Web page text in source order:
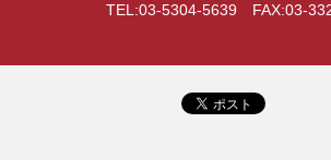
TEL:03-5304-5639 FAX:03-